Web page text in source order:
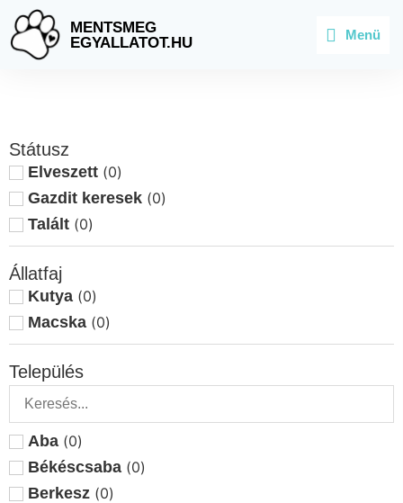
MENTSMEG
EGYALLATOT.HU
Menü
Státusz
Elveszett (0)
Gazdit keresek (0)
Talált (0)
Állatfaj
Kutya (0)
Macska (0)
Település
Aba (0)
Békéscsaba (0)
Berkesz (0)